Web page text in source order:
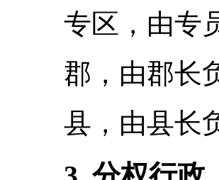
专区，由专
郡，由郡长
县，由县长